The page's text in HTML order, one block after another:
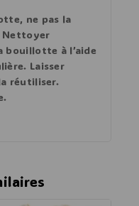
ne pas la
Nettoyer
bouillotte à l’aide
Laisser
réutiliser.